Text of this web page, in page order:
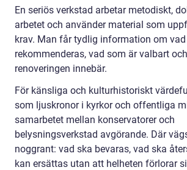
En seriös verkstad arbetar metodiskt,
arbetet och använder material som
krav. Man får tydlig information om
rekommenderas, vad som är valbart
renoveringen innebär.
För känsliga och kulturhistoriskt
som ljuskronor i kyrkor och offentliga
samarbetet mellan konservatorer och
belysningsverkstad avgörande. Där
noggrant: vad ska bevaras, vad ska
kan ersättas utan att helheten förlorar